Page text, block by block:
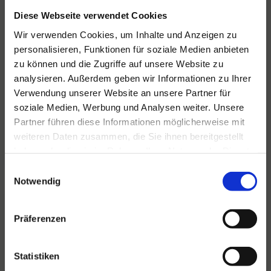
Diese Webseite verwendet Cookies
Wir verwenden Cookies, um Inhalte und Anzeigen zu
personalisieren, Funktionen für soziale Medien anbieten
zu können und die Zugriffe auf unsere Website zu
analysieren. Außerdem geben wir Informationen zu Ihrer
Verwendung unserer Website an unsere Partner für
soziale Medien, Werbung und Analysen weiter. Unsere
Partner führen diese Informationen möglicherweise mit
weiteren Daten zusammen, die Sie ihnen bereitgestellt
Notwendig
Präferenzen
Statistiken
Für alle Ihre Veranstaltungen
und Feste
Hansen Events ist Ihr Partner für
Veranstaltungen von groß bis klein.